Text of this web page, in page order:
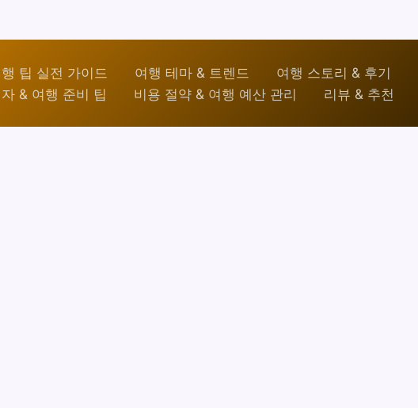
팁 실전 가이드 여행 테마 & 트렌드 여행 스토리 & 후기
& 여행 준비 팁
비용 절약 & 여행 예산 관리 리뷰 & 추천